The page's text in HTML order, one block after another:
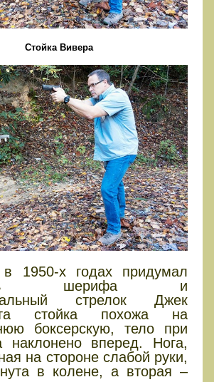
Стойка Вивера
в 1950-х годах придумал
шерифа и
стрелок Джек
стойка похожа на
боксерскую, тело при
наклонено вперед. Нога,
на стороне слабой руки,
в колене, а вторая –